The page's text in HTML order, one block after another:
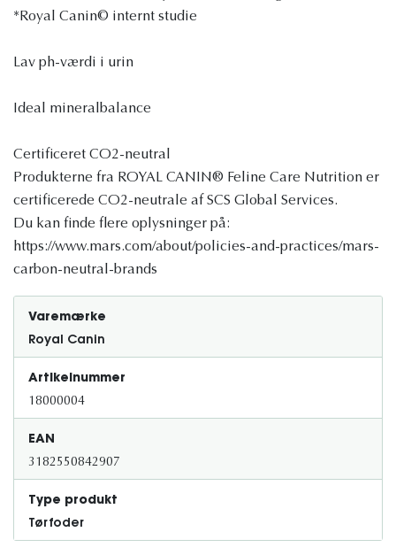
*Royal Canin© internt studie
Lav ph-værdi i urin
Ideal mineralbalance
Certificeret CO2-neutral
Produkterne fra ROYAL CANIN® Feline Care Nutrition er
certificerede CO2-neutrale af SCS Global Services.
Du kan finde flere oplysninger på:
https://www.mars.com/about/policies-and-practices/mars-
carbon-neutral-brands
Varemærke
Royal Canin
Artikelnummer
18000004
EAN
3182550842907
Type produkt
Tørfoder